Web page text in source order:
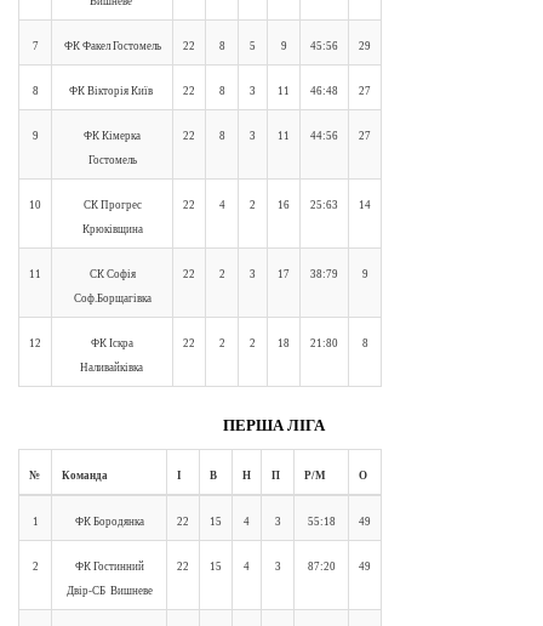
7 ФК Факел Гостомель 22 8 5 9 45:56 29
8 ФК Вікторія Київ 22 8 3 11 46:48 27
9
ФК Кімерка
Гостомель
22 8 3 11 44:56 27
10
СК Прогрес
Крюківщина
22 4 2 16 25:63 14
11
СК Софія
Соф.Борщагівка
22 2 3 17 38:79 9
12
ФК Іскра
Наливайківка
22 2 2 18 21:80 8
ПЕРША ЛІГА
№ Команда І В Н П Р/М О
1 ФК Бородянка 22 15 4 3 55:18 49
2
ФК Гостинний
Двір-СБ Вишневе
22 15 4 3 87:20 49